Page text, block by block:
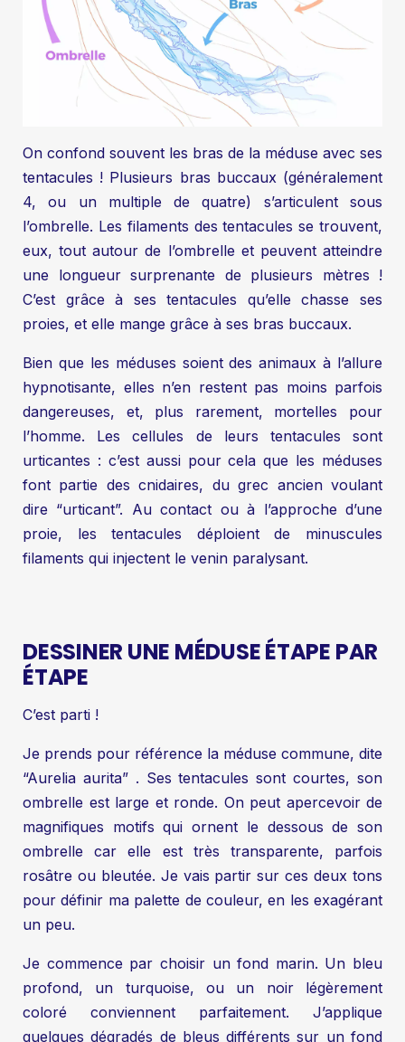
On confond souvent les bras de la méduse avec ses
tentacules ! Plusieurs bras buccaux (généralement
4, ou un multiple de quatre) s’articulent sous
l’ombrelle. Les filaments des tentacules se trouvent,
eux, tout autour de l’ombrelle et peuvent atteindre
une longueur surprenante de plusieurs mètres !
C’est grâce à ses tentacules qu’elle chasse ses
proies, et elle mange grâce à ses bras buccaux.
Bien que les méduses soient des animaux à l’allure
hypnotisante, elles n’en restent pas moins parfois
dangereuses, et, plus rarement, mortelles pour
l’homme. Les cellules de leurs tentacules sont
urticantes : c’est aussi pour cela que les méduses
font partie des cnidaires, du grec ancien voulant
dire “urticant”. Au contact ou à l’approche d’une
proie, les tentacules déploient de minuscules
filaments qui injectent le venin paralysant.
DESSINER UNE MÉDUSE ÉTAPE PAR
ÉTAPE
C’est parti !
Je prends pour référence la méduse commune, dite
“Aurelia aurita” . Ses tentacules sont courtes, son
ombrelle est large et ronde. On peut apercevoir de
magnifiques motifs qui ornent le dessous de son
ombrelle car elle est très transparente, parfois
rosâtre ou bleutée. Je vais partir sur ces deux tons
pour définir ma palette de couleur, en les exagérant
un peu.
Je commence par choisir un fond marin. Un bleu
profond, un turquoise, ou un noir légèrement
coloré conviennent parfaitement. J’applique
quelques dégradés de bleus différents sur un fond